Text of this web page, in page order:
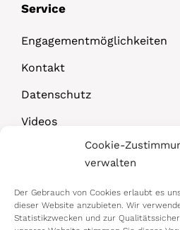
Cookie-
verwalten
Der Gebrauch von Cookies erlaubt es
dieser Website anzubieten. Wir
Statistikzwecken und zur
Service
Engagementmöglichkeiten
Kontakt
Datenschutz
Videos